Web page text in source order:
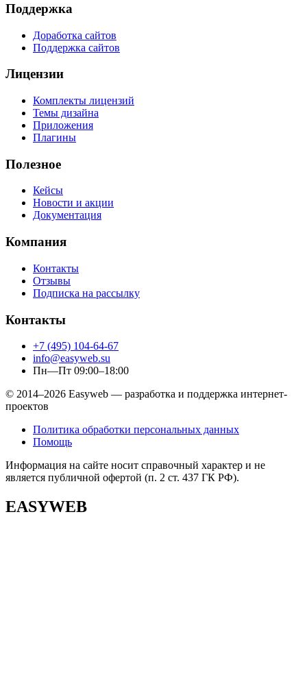
Поддержка
Доработка сайтов
Поддержка сайтов
Лицензии
Комплекты лицензий
Темы дизайна
Приложения
Плагины
Полезное
Кейсы
Новости и акции
Документация
Компания
Контакты
Отзывы
Подписка на рассылку
Контакты
+7 (495) 104-64-67
info@easyweb.su
Пн—Пт 09:00–18:00
© 2014–2026 Easyweb — разработка и поддержка интернет-
проектов
Политика обработки персональных данных
Помощь
Информация на сайте носит справочный характер и не
является публичной офертой (п. 2 ст. 437 ГК РФ).
EASYWEB